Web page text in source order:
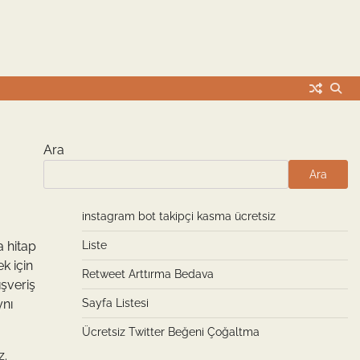
hitap
için
Ara
Ara
instagram bot takipçi kasma ücretsiz
Liste
Retweet Arttırma Bedava
Sayfa Listesi
Ücretsiz Twitter Beğeni Çoğaltma